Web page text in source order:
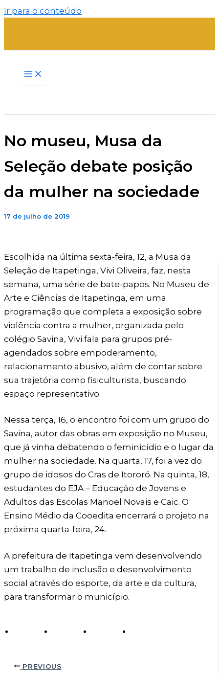
Ir para o conteúdo
No museu, Musa da
Seleção debate posição
da mulher na sociedade
17 de julho de 2019
Escolhida na última sexta-feira, 12, a Musa da
Seleção de Itapetinga, Vivi Oliveira, faz, nesta
semana, uma série de bate-papos. No Museu de
Arte e Ciências de Itapetinga, em uma
programação que completa a exposição sobre
violência contra a mulher, organizada pelo
colégio Savina, Vivi fala para grupos pré-
agendados sobre empoderamento,
relacionamento abusivo, além de contar sobre
sua trajetória como fisiculturista, buscando
espaço representativo.
Nessa terça, 16, o encontro foi com um grupo do
Savina, autor das obras em exposição no Museu,
que já vinha debatendo o feminicídio e o lugar da
mulher na sociedade. Na quarta, 17, foi a vez do
grupo de idosos do Cras de Itororó. Na quinta, 18,
estudantes do EJA – Educação de Jovens e
Adultos das Escolas Manoel Novais e Caic. O
Ensino Médio da Cooedita encerrará o projeto na
próxima quarta-feira, 24.
A prefeitura de Itapetinga vem desenvolvendo
um trabalho de inclusão e desenvolvimento
social através do esporte, da arte e da cultura,
para transformar o município.
PREVIOUS